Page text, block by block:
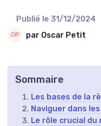
Publié le 31/12/2024
par Oscar Petit
Sommaire
Les bases de la
Naviguer dans
Le rôle crucial du